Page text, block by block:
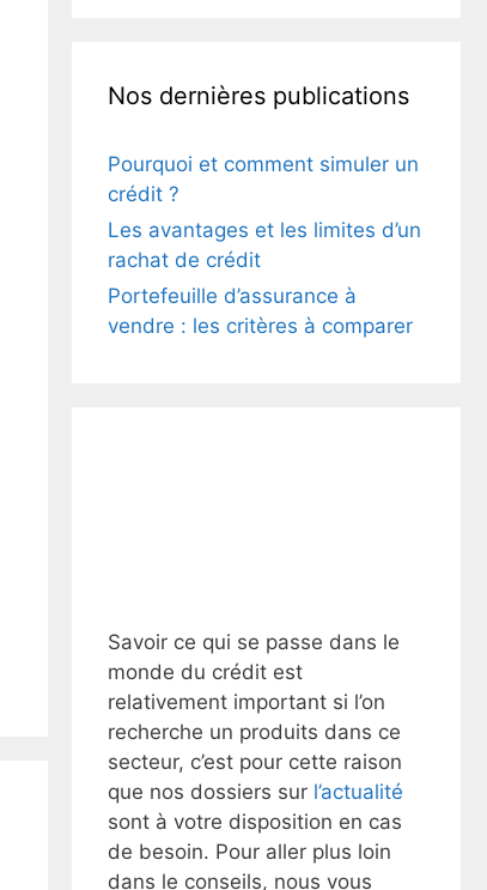
Nos dernières publications
Pourquoi et comment simuler un
crédit ?
Les avantages et les limites d’un
rachat de crédit
Portefeuille d’assurance à
vendre : les critères à comparer
Savoir ce qui se passe dans le
monde du crédit est
relativement important si l’on
recherche un produits dans ce
secteur, c’est pour cette raison
que nos dossiers sur l’actualité
sont à votre disposition en cas
de besoin. Pour aller plus loin
dans le conseils, nous vous